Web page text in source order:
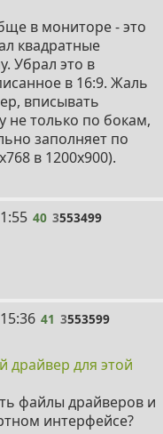
в мониторе - это
квадратные
Убрал это в
в 16:9. Жаль
вписывать
не только по бокам,
заполняет по
в 1200x900).
40 3553499
41 3553599
драйвер для этой
файлы драйверов и
интерфейсе?